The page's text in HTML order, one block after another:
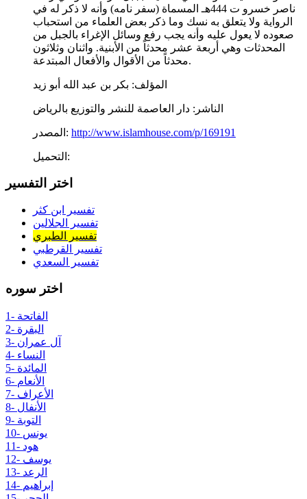
ناصر خسرو ت 444هـ المسماة (سفر نامه) وأنه لا ذكر له في
الرواية ولا يتعلق به نسك وما ذكر بعض العلماء من استحباب
صعوده لا يعول عليه وأنه يجب رفع وسائل الإغراء بالجبل من
المحدثات وهي أربعة عشر محدثاً من الأبنية. واثنان وثلاثون
محدثاً من الأقوال والأفعال المبتدعة.
المؤلف: بكر بن عبد الله أبو زيد
الناشر: دار العاصمة للنشر والتوزيع بالرياض
المصدر: http://www.islamhouse.com/p/169191
التحميل:
اختر التفسير
تفسير ابن كثر
تفسير الجلالين
تفسير الطبري
تفسير القرطبي
تفسير السعدي
اختر سوره
1- الفاتحة
2- البقرة
3- آل عمران
4- النساء
5- المائدة
6- الأنعام
7- الأعراف
8- الأنفال
9- التوبة
10- يونس
11- هود
12- يوسف
13- الرعد
14- إبراهيم